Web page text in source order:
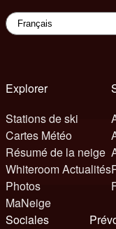
Explorer
Stations de ski
Cartes Météo
Résumé de la neige
Whiteroom Actualités
Photos
MaNeige
Sociales